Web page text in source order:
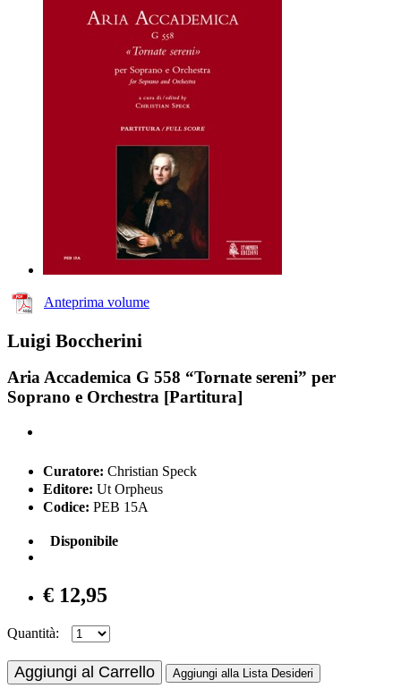
Anteprima volume
Luigi Boccherini
Aria Accademica G 558 “Tornate sereni” per
Soprano e Orchestra [Partitura]
Curatore: Christian Speck
Editore: Ut Orpheus
Codice: PEB 15A
Disponibile
€ 12,95
Quantità:
Aggiungi al Carrello Aggiungi alla Lista Desideri